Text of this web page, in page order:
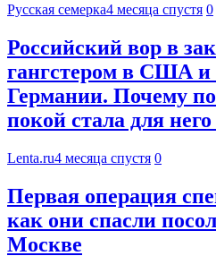
Русская семерка4 месяца спустя 0
Российский вор в
гангстером в США и
Германии. Почему
покой стала для
Lenta.ru4 месяца спустя 0
Первая операция
как они спасли
Москве